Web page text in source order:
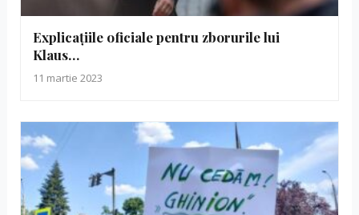
Explicațiile oficiale pentru zborurile lui
Klaus…
11 martie 2023